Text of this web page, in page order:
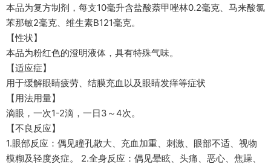
本品为复方制剂，每支10毫升含盐酸萘甲唑林0.2毫克、马来酸氯
苯那敏2毫克、维生素B121毫克。
【性状】
本品为粉红色的澄明液体，具有特殊气味。
【适应症】
用于缓解眼睛疲劳、结膜充血以及眼睛发痒等症状
【用法用量】
滴眼，一次1-2滴，一日3～4次。
【不良反应】
1.眼部反应：偶见瞳孔散大、充血加重、刺激、眼部不适、视物
模糊及轻度炎症。 2.全身反应：偶见晕眩、头痛、恶心、焦躁、